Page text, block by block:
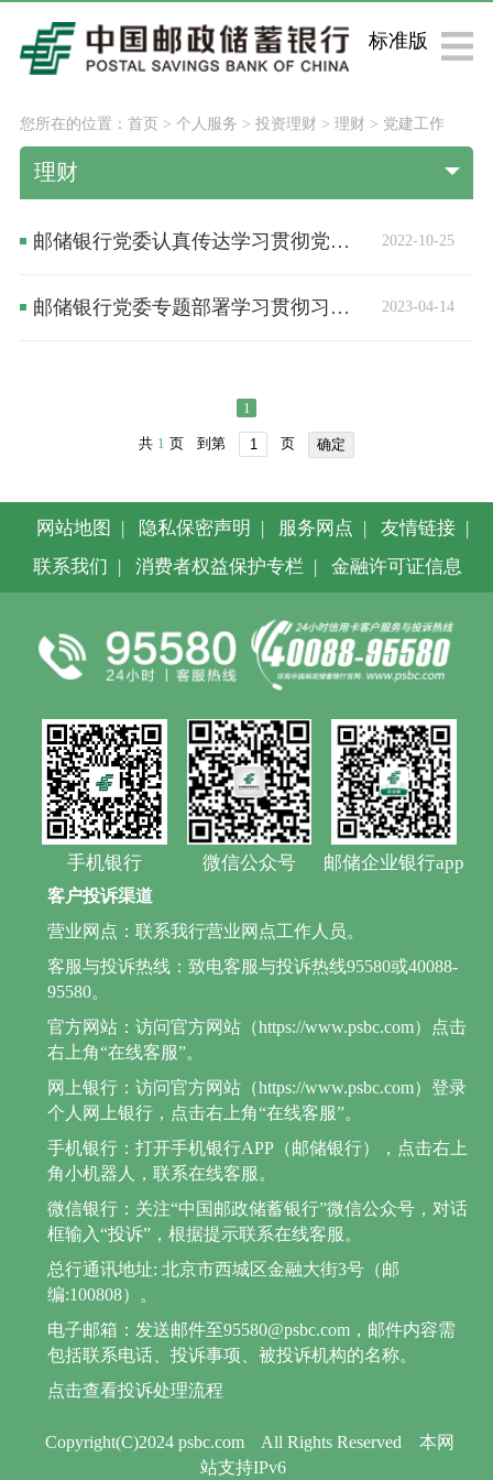
标准版
您所在的位置： 首页> 个人服务 > 投资理财 > 理财 > 党建工作
理财
2022-10-25
邮储银行党委认真传达学习贯彻党的二十大精神
2023-04-14
邮储银行党委专题部署学习贯彻习近平新时代中国特色社会主义思想主题教育
1
共 1 页 到第 页 确定
网站地图 | 隐私保密声明 | 服务网点 | 友情链接 |
联系我们 | 消费者权益保护专栏 | 金融许可证信息
手机银行 微信公众号 邮储企业银行app
Copyright(C)2024 psbc.com All Rights Reserved
本网
站支持IPv6
客户投诉渠道
营业网点：联系我行营业网点工作人员。
客服与投诉热线：致电客服与投诉热线95580或40088-
95580。
官方网站：访问官方网站（https://www.psbc.com）点击
右上角“在线客服”。
网上银行：访问官方网站（https://www.psbc.com）登录
个人网上银行，点击右上角“在线客服”。
手机银行：打开手机银行APP（邮储银行），点击右上
角小机器人，联系在线客服。
微信银行：关注“中国邮政储蓄银行”微信公众号，对话
框输入“投诉”，根据提示联系在线客服。
总行通讯地址: 北京市西城区金融大街3号（邮
编:100808）。
电子邮箱：发送邮件至95580@psbc.com，邮件内容需
包括联系电话、投诉事项、被投诉机构的名称。
点击查看投诉处理流程